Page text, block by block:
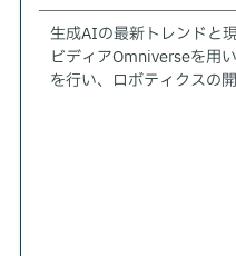
生成AIの最新トレンドと
ビディアOmniverseを用
を行い、ロボティクスの